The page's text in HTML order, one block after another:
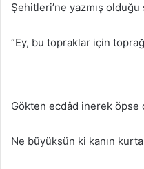
Şehitleri’ne yazmış
“Ey, bu topraklar için
Gökten ecdâd inerek öpse
Ne büyüksün ki kanın